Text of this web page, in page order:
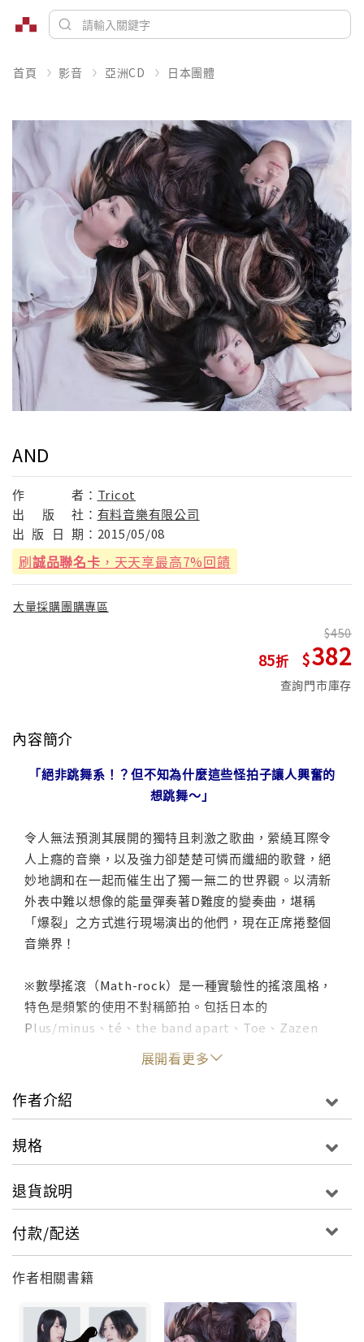
首頁 影音 亞洲CD 日本團體
AND
作 者： Tricot
出
版 社： 有料音樂有限公司
出 版 日 期： 2015/05/08
刷誠品聯名卡 ，天天享最高7%回饋
大量採購團購專區
85
450
382
查詢門市庫存
內容簡介
「絕非跳舞系！？但不知為什麼這些怪拍子讓人興奮的
想跳舞～」
令人無法預測其展開的獨特且刺激之歌曲，縈繞耳際令
人上癮的音樂，以及強力卻楚楚可憐而纖細的歌聲，絕
妙地調和在一起而催生出了獨一無二的世界觀。以清新
外表中難以想像的能量彈奏著D難度的變奏曲，堪稱
「爆裂」之方式進行現場演出的他們，現在正席捲整個
音樂界！
※數學搖滾（Math-rock）是一種實驗性的搖滾風格，
特色是頻繁的使用不對稱節拍。包括日本的
Plus/minus、té、the band apart、Toe、Zazen
Boys等都是包含Math-rock風格的樂團。
tricot Asia Tour 2015 確定登台!
6/5 tricot Asia Tour 2015 台北 THE WALL
展開看更多
作者介紹
規格
退貨說明
付款/配送
作者相關書籍